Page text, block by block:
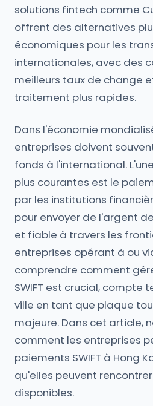
solutions fintech comme
offrent des alternatives
économiques pour les
internationales, avec des
meilleurs taux de change
traitement plus rapides.
Dans l'économie
entreprises doivent
fonds à l'international.
plus courantes est le
par les institutions
pour envoyer de l'argent
et fiable à travers les
entreprises opérant à ou
comprendre comment
SWIFT est crucial, compte
ville en tant que plaque
majeure. Dans cet article,
comment les entreprises
paiements SWIFT à Hong
qu'elles peuvent
disponibles.